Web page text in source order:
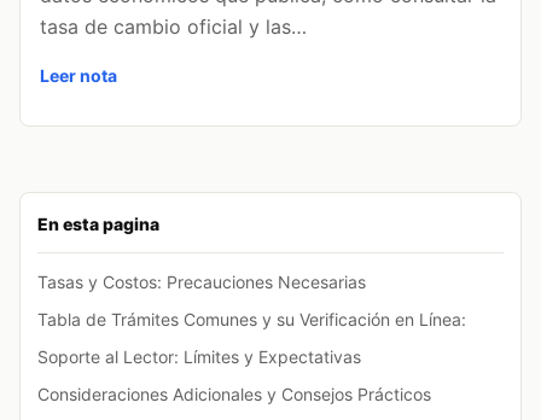
En esta pagina
Tasas y Costos: Precauciones Necesarias
Tabla de Trámites Comunes y su Verificación en Línea:
Soporte al Lector: Límites y Expectativas
Consideraciones Adicionales y Consejos Prácticos
tasa de cambio oficial y las…
Leer nota